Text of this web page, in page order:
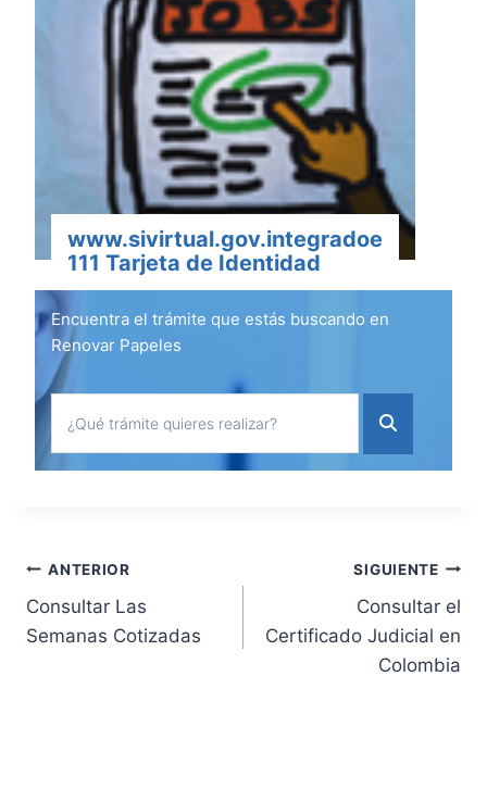
www.sivirtual.gov.integradoe
111 Tarjeta de Identidad
Encuentra el trámite que estás buscando en
Renovar Papeles
Navegación
de
ANTERIOR
Consultar Las
Semanas Cotizadas
SIGUIENTE
Consultar el
Certificado Judicial en
Colombia